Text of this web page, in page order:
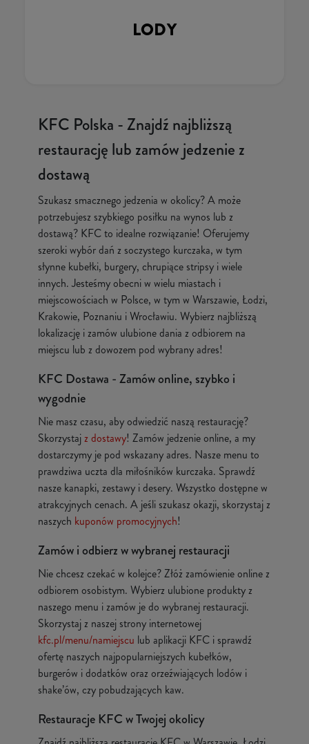
LODY
KFC Polska - Znajdź najbliższą
restaurację lub zamów jedzenie z
dostawą
Szukasz smacznego jedzenia w okolicy? A może
potrzebujesz szybkiego posiłku na wynos lub z
dostawą? KFC to idealne rozwiązanie! Oferujemy
szeroki wybór dań z soczystego kurczaka, w tym
słynne kubełki, burgery, chrupiące stripsy i wiele
innych. Jesteśmy obecni w wielu miastach i
miejscowościach w Polsce, w tym w Warszawie, Łodzi,
Krakowie, Poznaniu i Wrocławiu. Wybierz najbliższą
lokalizację i zamów ulubione dania z odbiorem na
miejscu lub z dowozem pod wybrany adres!
KFC Dostawa - Zamów online, szybko i
wygodnie
Nie masz czasu, aby odwiedzić naszą restaurację?
Skorzystajz dostawy! Zamów jedzenie online, a my
dostarczymy je pod wskazany adres. Nasze menu to
prawdziwa uczta dla miłośników kurczaka. Sprawdź
nasze kanapki, zestawy i desery. Wszystko dostępne w
atrakcyjnych cenach. A jeśli szukasz okazji, skorzystaj z
naszych kuponów promocyjnych!
Zamów i odbierz w wybranej restauracji
Nie chcesz czekać w kolejce? Złóż zamówienie online z
odbiorem osobistym. Wybierz ulubione produkty z
naszego menu i zamów je do wybranej restauracji.
Skorzystaj z naszej strony internetowej
kfc.pl/menu/namiejscu lub aplikacji KFC i sprawdź
ofertę naszych najpopularniejszych kubełków,
burgerów i dodatków oraz orzeźwiających lodów i
shake’ów, czy pobudzających kaw.
Restauracje KFC w Twojej okolicy